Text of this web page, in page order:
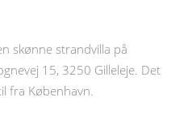
skønne strandvilla på
15, 3250 Gilleleje. Det
fra København.